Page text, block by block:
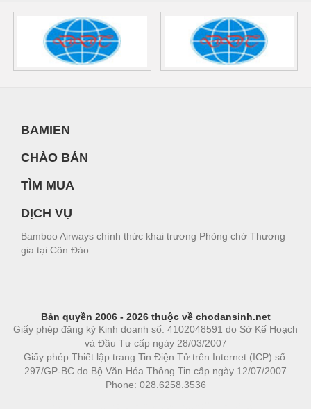
BAMIEN
CHÀO BÁN
TÌM MUA
DỊCH VỤ
Bamboo Airways chính thức khai trương Phòng chờ Thương
gia tại Côn Đảo
Bản quyền 2006 - 2026 thuộc về chodansinh.net
Giấy phép đăng ký Kinh doanh số: 4102048591 do Sở Kế Hoạch
và Đầu Tư cấp ngày 28/03/2007
Giấy phép Thiết lập trang Tin Điện Tử trên Internet (ICP) số:
297/GP-BC do Bộ Văn Hóa Thông Tin cấp ngày 12/07/2007
Phone: 028.6258.3536